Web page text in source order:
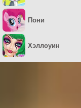
Пони
Хэллоуин